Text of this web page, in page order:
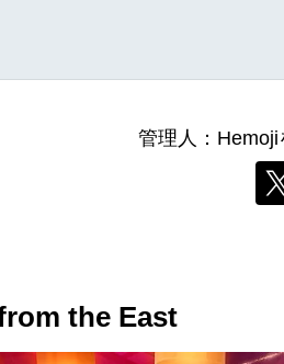
管理人：
the East